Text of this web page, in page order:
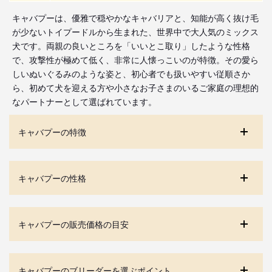
キャバプーは、優雅で穏やかなキャバリアと、知能が高く抜け毛
が少ないトイプードルから生まれた、世界中で大人気のミックス
犬です。両親の良いところを「いいとこ取り」したような性格
で、攻撃性が極めて低く、非常に人懐っこいのが特徴。その愛ら
しいぬいぐるみのような姿と、初心者でも扱いやすい従順さか
ら、初めて犬を迎える方や小さなお子さまのいるご家庭の理想的
なパートナーとして選ばれています。
キャバプーの特徴
キャバプーの性格
キャバプーの販売価格の目安